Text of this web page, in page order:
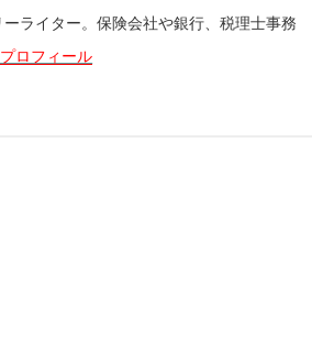
ライター。保険会社や銀行、税理士事務
ロフィール